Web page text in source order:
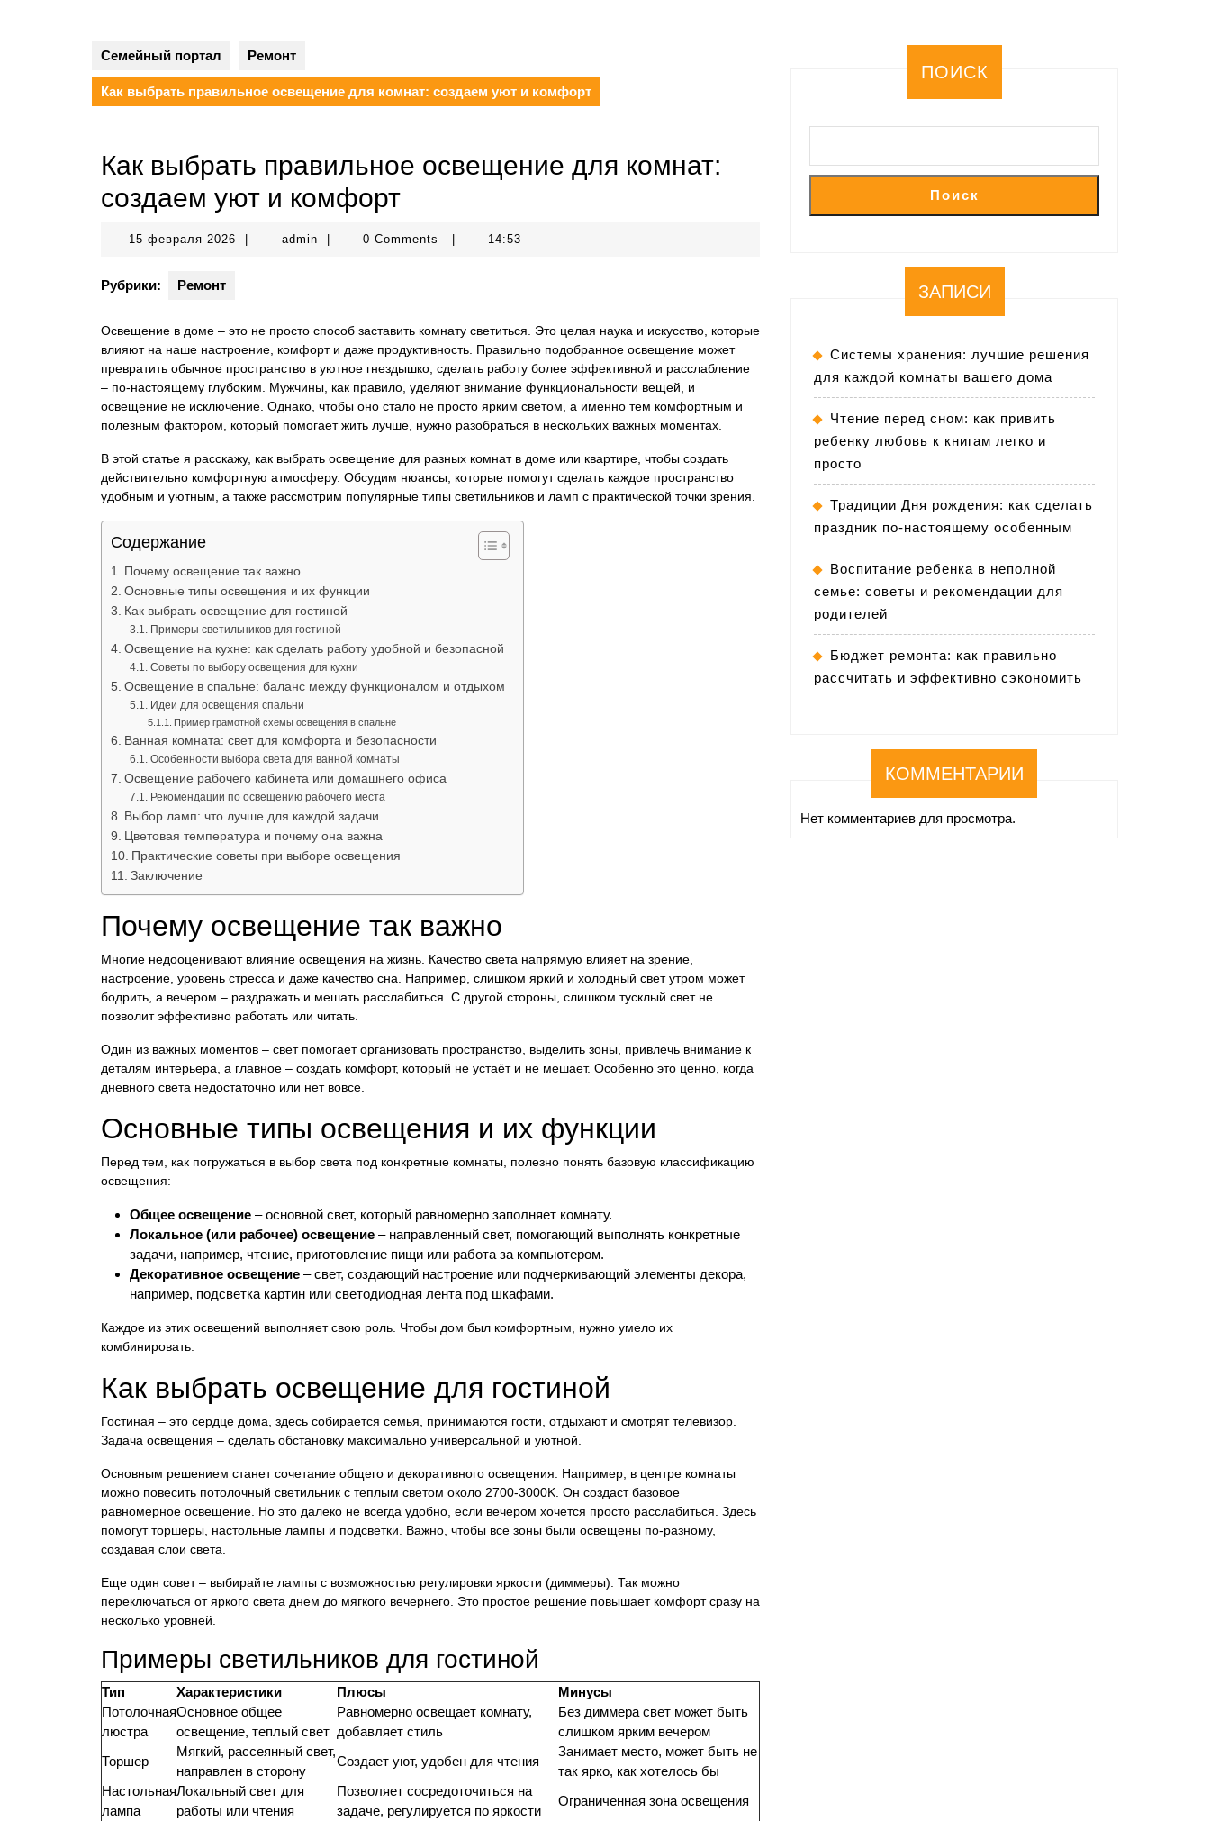
Семейный портал Ремонт
Как выбрать правильное освещение для комнат: создаем уют и комфорт
Как выбрать правильное освещение для комнат:
создаем уют и комфорт
15 февраля 2026 15
adminadmin 0 Comments 14:53
Рубрики: Ремонт
Освещение в доме – это не просто способ заставить комнату светиться. Это целая наука и искусство, которые
влияют на наше настроение, комфорт и даже продуктивность. Правильно подобранное освещение может
превратить обычное пространство в уютное гнездышко, сделать работу более эффективной и расслабление
– по-настоящему глубоким. Мужчины, как правило, уделяют внимание функциональности вещей, и
освещение не исключение. Однако, чтобы оно стало не просто ярким светом, а именно тем комфортным и
полезным фактором, который помогает жить лучше, нужно разобраться в нескольких важных моментах.
В этой статье я расскажу, как выбрать освещение для разных комнат в доме или квартире, чтобы создать
действительно комфортную атмосферу. Обсудим нюансы, которые помогут сделать каждое пространство
удобным и уютным, а также рассмотрим популярные типы светильников и ламп с практической точки зрения.
Содержание
Почему освещение так важно
Основные типы освещения и их функции
Как выбрать освещение для гостиной
Примеры светильников для гостиной
Освещение на кухне: как сделать работу удобной и безопасной
Советы по выбору освещения для кухни
Освещение в спальне: баланс между функционалом и отдыхом
Идеи для освещения спальни
Пример грамотной схемы освещения в спальне
Ванная комната: свет для комфорта и безопасности
Особенности выбора света для ванной комнаты
Освещение рабочего кабинета или домашнего офиса
Рекомендации по освещению рабочего места
Выбор ламп: что лучше для каждой задачи
Цветовая температура и почему она важна
Практические советы при выборе освещения
Заключение
Почему освещение так важно
Многие недооценивают влияние освещения на жизнь. Качество света напрямую влияет на зрение,
настроение, уровень стресса и даже качество сна. Например, слишком яркий и холодный свет утром может
бодрить, а вечером – раздражать и мешать расслабиться. С другой стороны, слишком тусклый свет не
позволит эффективно работать или читать.
Один из важных моментов – свет помогает организовать пространство, выделить зоны, привлечь внимание к
деталям интерьера, а главное – создать комфорт, который не устаёт и не мешает. Особенно это ценно, когда
дневного света недостаточно или нет вовсе.
Основные типы освещения и их функции
Перед тем, как погружаться в выбор света под конкретные комнаты, полезно понять базовую классификацию
освещения:
Общее освещение – основной свет, который равномерно заполняет комнату.
Локальное (или рабочее) освещение – направленный свет, помогающий выполнять конкретные
задачи, например, чтение, приготовление пищи или работа за компьютером.
Декоративное освещение – свет, создающий настроение или подчеркивающий элементы декора,
например, подсветка картин или светодиодная лента под шкафами.
Каждое из этих освещений выполняет свою роль. Чтобы дом был комфортным, нужно умело их
комбинировать.
Как выбрать освещение для гостиной
Гостиная – это сердце дома, здесь собирается семья, принимаются гости, отдыхают и смотрят телевизор.
Задача освещения – сделать обстановку максимально универсальной и уютной.
Основным решением станет сочетание общего и декоративного освещения. Например, в центре комнаты
можно повесить потолочный светильник с теплым светом около 2700-3000K. Он создаст базовое
равномерное освещение. Но это далеко не всегда удобно, если вечером хочется просто расслабиться. Здесь
помогут торшеры, настольные лампы и подсветки. Важно, чтобы все зоны были освещены по-разному,
создавая слои света.
Еще один совет – выбирайте лампы с возможностью регулировки яркости (диммеры). Так можно
переключаться от яркого света днем до мягкого вечернего. Это простое решение повышает комфорт сразу на
несколько уровней.
Примеры светильников для гостиной
Тип Характеристики Плюсы
Минусы
Потолочная
люстра
Основное общее
освещение, теплый свет
Равномерно освещает комнату,
добавляет стиль
Без диммера свет может быть
слишком ярким вечером
Торшер
Мягкий, рассеянный свет,
направлен в сторону
Создает уют, удобен для чтения
Занимает место, может быть не
так ярко, как хотелось бы
Настольная
лампа
Локальный свет для
работы или чтения
Позволяет сосредоточиться на
задаче, регулируется по яркости
Ограниченная зона освещения
ПОИСК
Поиск
ЗАПИСИ
Системы хранения: лучшие решения
для каждой комнаты вашего дома
Чтение перед сном: как привить
ребенку любовь к книгам легко и
просто
Традиции Дня рождения: как сделать
праздник по-настоящему особенным
Воспитание ребенка в неполной
семье: советы и рекомендации для
родителей
Бюджет ремонта: как правильно
рассчитать и эффективно сэкономить
КОММЕНТАРИИ
Нет комментариев для просмотра.